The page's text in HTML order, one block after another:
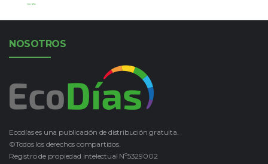
Leer Más
NOSOTROS
Ecodías es una publicación de distribución gratuita.
©Todos los derechos compartidos.
Registro de propiedad intelectual Nº5329002